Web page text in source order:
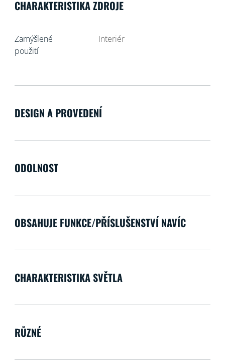
CHARAKTERISTIKA ZDROJE
Zamýšlené
použití
Interiér
DESIGN A PROVEDENÍ
ODOLNOST
OBSAHUJE FUNKCE/PŘÍSLUŠENSTVÍ NAVÍC
CHARAKTERISTIKA SVĚTLA
RŮZNÉ